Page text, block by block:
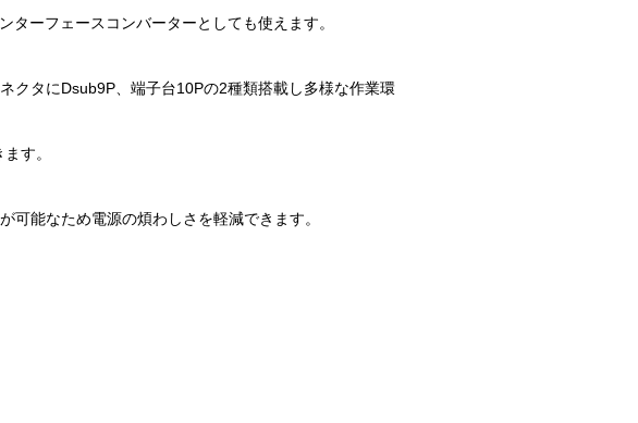
ターフェースコンバーターとしても使えます。
クタにDsub9P、端子台10Pの2種類搭載し多様な作業環
す。
可能なため電源の煩わしさを軽減できます。